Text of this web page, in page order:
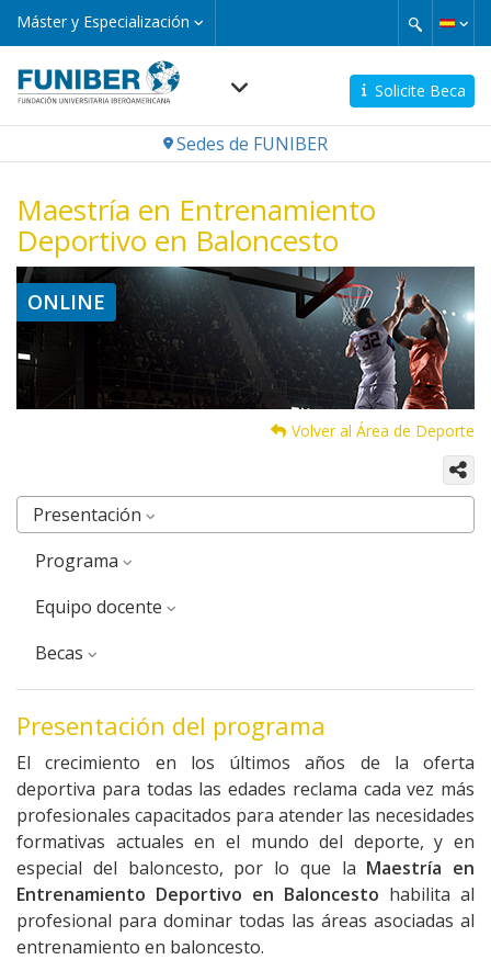
Pasar
principal
Máster y Especialización
Máster
y
Solicite Beca
Navegación
Sedes de FUNIBER
Maestría en Entrenamiento
Deportivo en Baloncesto
ONLINE
Volver al Área de Deporte
Presentación
Programa
equipo docente
Becas
Presentación del programa
El crecimiento en los últimos años de la oferta
deportiva para todas las edades reclama cada vez más
profesionales capacitados para atender las necesidades
formativas actuales en el mundo del deporte, y en
especial del baloncesto, por lo que la Maestría en
Entrenamiento Deportivo en Baloncesto habilita al
profesional para dominar todas las áreas asociadas al
entrenamiento en baloncesto.